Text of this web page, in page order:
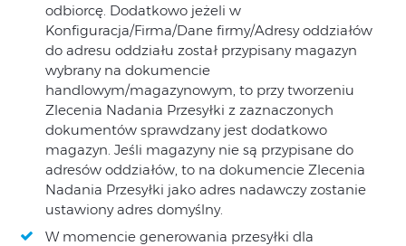
odbiorcę. Dodatkowo jeżeli w
Konfiguracja/Firma/Dane firmy/Adresy oddziałów
do adresu oddziału został przypisany magazyn
wybrany na dokumencie
handlowym/magazynowym, to przy tworzeniu
Zlecenia Nadania Przesyłki z zaznaczonych
dokumentów sprawdzany jest dodatkowo
magazyn. Jeśli magazyny nie są przypisane do
adresów oddziałów, to na dokumencie Zlecenia
Nadania Przesyłki jako adres nadawczy zostanie
ustawiony adres domyślny.
W momencie generowania przesyłki dla